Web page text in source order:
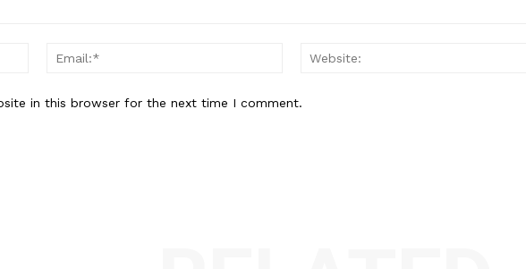
Name:*
Email:*
in this browser for the next time I comment.